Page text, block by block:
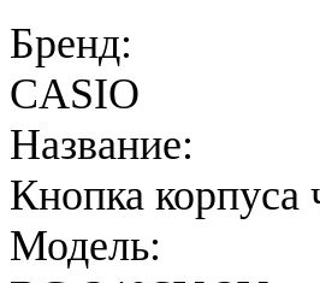
Бренд:
CASIO
Название:
Кнопка корпуса
Модель: